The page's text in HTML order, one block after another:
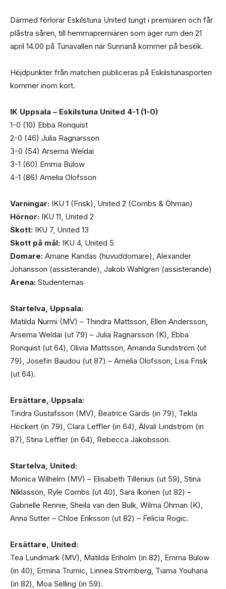
Därmed förlorar Eskilstuna United tungt i premiären och får
plåstra såren, till hemmapremiären som äger rum den 21
april 14.00 på Tunavallen när Sunnanå kommer på besök.
Höjdpunkter från matchen publiceras på Eskilstunasporten
kommer inom kort.
IK Uppsala – Eskilstuna United 4-1 (1-0)
1-0 (10) Ebba Ronquist
2-0 (46) Julia Ragnarsson
3-0 (54) Arsema Weldai
3-1 (60) Emma Bülow
4-1 (86) Amelia Olofsson
Varningar: IKU 1 (Frisk), United 2 (Combs & Öhman)
Hörnor: IKU 11, United 2
Skott: IKU 7, United 13
Skott på mål: IKU 4, United 5
Domare: Amane Kandas (huvuddomare), Alexander
Johansson (assisterande), Jakob Wahlgren (assisterande)
Arena: Studenternas
Startelva, Uppsala:
Matilda Nurmi (MV) – Thindra Mattsson, Ellen Andersson,
Arsema Weldai (ut 79) – Julia Ragnarsson (K), Ebba
Ronquist (ut 64), Olivia Mattsson, Amanda Sundström (ut
79), Josefin Baudou (ut 87) – Amelia Olofsson, Lisa Frisk
(ut 64).
Ersättare, Uppsala:
Tindra Gustafsson (MV), Beatrice Gärds (in 79), Tekla
Höckert (in 79), Clara Leffler (in 64), Älvali Lindström (in
87), Stina Leffler (in 64), Rebecca Jakobsson.
Startelva, United:
Monica Wilhelm (MV) – Elisabeth Tillenius (ut 59), Stina
Niklasson, Ryle Combs (ut 40), Sara Ikonen (ut 82) –
Gabrielle Rennie, Sheila van den Bulk, Wilma Öhman (K),
Anna Sutter – Chloe Eriksson (ut 82) – Felicia Rogic.
Ersättare, United:
Tea Lundmark (MV), Matilda Eriholm (in 82), Emma Bülow
(in 40), Ermina Trumic, Linnea Strömberg, Tiama Youhana
(in 82), Moa Selling (in 59).